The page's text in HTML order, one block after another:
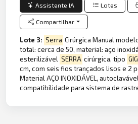
Assistente IA Lotes
Compartilhar
Lote 3: Serra Cirúrgica Manual
total: cerca de 50, material: aço
esterilizável SERRA cirúrgica, tipo
cm, com seis fios trançados lisos e 2
Material AÇO INOXIDÁVEL,
compatibilidade para sistema de